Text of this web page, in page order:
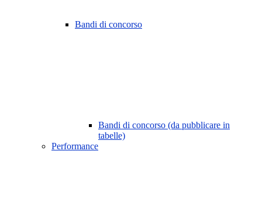
Bandi di concorso
Bandi di concorso (da pubblicare in
tabelle)
Performance